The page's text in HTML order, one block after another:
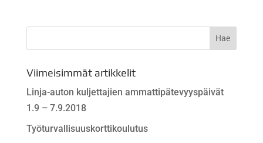
Viimeisimmät artikkelit
Linja-auton kuljettajien ammattipätevyyspäivät
1.9 – 7.9.2018
Työturvallisuuskorttikoulutus